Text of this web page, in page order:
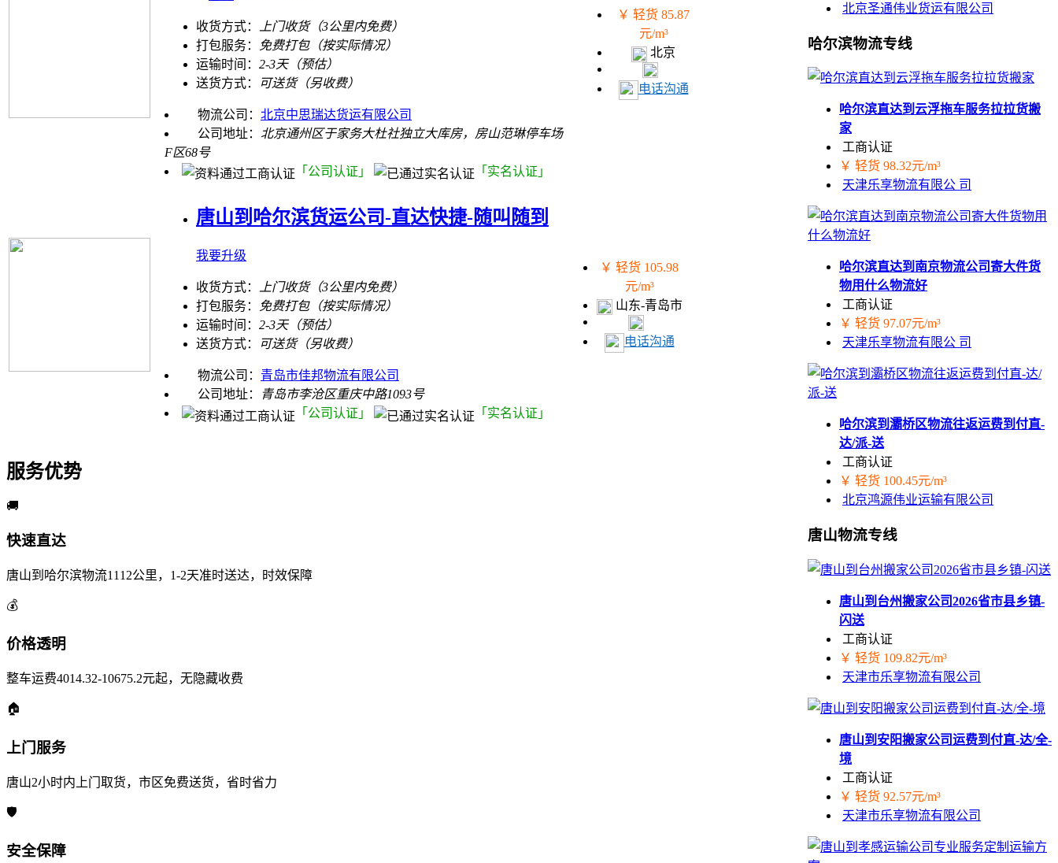
收货方式：
上门收货（3公里内免费）
打包服务：
免费打包（按实际情况）
运输时间： 2-3天（预估）
送货方式：
可送货（另收费）
物流公司： 北京中思瑞达货运有限公司
公司地址： 北京通州区于家务大杜社独立大库房，房山范琳停车场
F区68号
「公司认证」
「实名认证」
￥ 轻货 85.87
元/m³
北京
电话沟通
唐山到哈尔滨货运公司-直达快捷-随叫随到
我要升级
收货方式：
上门收货（3公里内免费）
打包服务：
免费打包（按实际情况）
运输时间： 2-3天（预估）
送货方式：
可送货（另收费）
物流公司： 青岛市佳邦物流有限公司
公司地址：
青岛市李沧区重庆中路1093号
「公司认证」
「实名认证」
￥ 轻货 105.98
元/m³
山东-青岛市
电话沟通
服务优势
🚚
快速直达
唐山到哈尔滨物流1112公里，1-2天准时送达，时效保障
💰
价格透明
整车运费4014.32-10675.2元起，无隐藏收费
🏠
上门服务
唐山2小时内上门取货，市区免费送货，省时省力
🛡️
安全保障
北京圣通伟业货运有限公司
哈尔滨物流专线
哈尔滨直达到云浮拖车服务拉拉货搬
家
工商认证
￥ 轻货 98.32元/m³
天津乐享物流有限公 司
哈尔滨直达到南京物流公司寄大件货
物用什么物流好
工商认证
￥ 轻货 97.07元/m³
天津乐享物流有限公 司
哈尔滨到灞桥区物流往返运费到付直-
达/派-送
工商认证
￥ 轻货 100.45元/m³
北京鸿源伟业运输有限公司
唐山物流专线
唐山到台州搬家公司2026省市县乡镇-
闪送
工商认证
￥ 轻货 109.82元/m³
天津市乐享物流有限公司
唐山到安阳搬家公司运费到付直-达/全-
境
工商认证
￥ 轻货 92.57元/m³
天津市乐享物流有限公司